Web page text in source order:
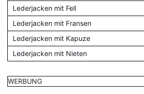
Lederjacken mit Fell
Lederjacken mit Fransen
Lederjacken mit Kapuze
Lederjacken mit Nieten
WERBUNG